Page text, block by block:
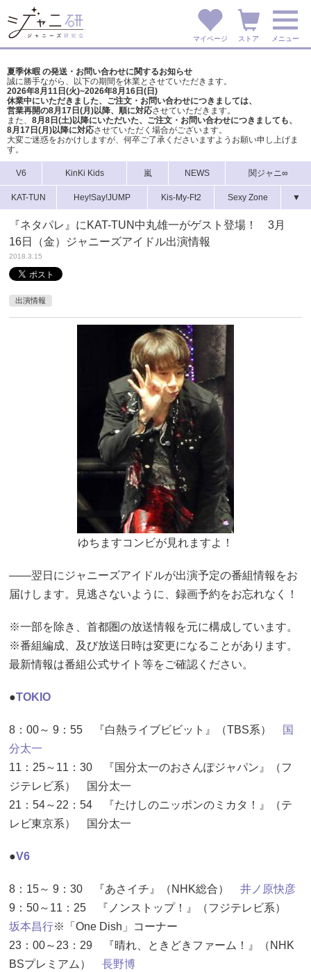
マイページ ストア メニュー
夏季休暇 の発送・お問い合わせに関するお知らせ
誠に勝手ながら、以下の期間を休業とさせていただきます。
2026年8月11日(火)~2026年8月16日(日)
休業中にいただきました、ご注文・お問い合わせにつきましては、
営業再開の8月17日(月)以降、順に対応させていただきます。
また、 8月8日(土)以降にいただいた、ご注文・ お問い合わせにつきましても、
8月17日(月)以降に対応させていただく場合がございます。
大変ご迷惑をおかけしますが、 何卒ご了承くださいますようお願い申し上げま
す。
V6 KinKi Kids 嵐 NEWS 関ジャニ∞
KAT-TUN Hey!Say!JUMP Kis-My-Ft2 Sexy Zone ▼
『ネタパレ』にKAT-TUN中丸雄一がゲスト登場！ 3月
16日（金）ジャニーズアイドル出演情報
2018.3.15
出演情報
ゆちますコンビが見れますよ！
――翌日にジャニーズアイドルが出演予定の番組情報をお
届けします。見逃さないように、録画予約をお忘れなく！
※一部を除き、首都圏の放送情報を元に構成しています。
※番組編成、及び放送日時は変更になることがあります。
最新情報は番組公式サイト等をご確認ください。
●TOKIO
8：00～ 9：55 『白熱ライブビビット』（TBS系）
国
分太一
11：25～11：30 『国分太一のおさんぽジャパン』（フ
ジテレビ系） 国分太一
21：54～22：54 『たけしのニッポンのミカタ！』（テ
レビ東京系） 国分太一
●V6
8：15～ 9：30 『あさイチ』（NHK総合） 井ノ原快彦
9：50～11：25 『ノンストップ！』（フジテレビ系）
坂本昌行※「One Dish」コーナー
23：00～23：29 『晴れ、ときどきファーム！』（NHK
BSプレミアム） 長野博